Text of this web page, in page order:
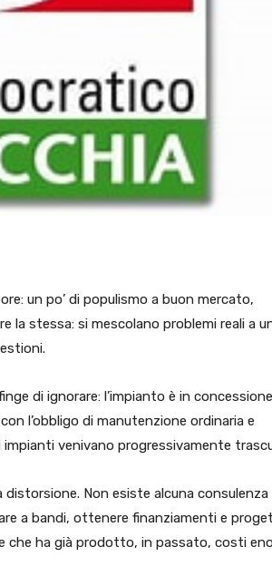
un po’ di populismo a buon mercato,
la stessa: si mescolano problemi reali a
di ignorare: l’impianto è in
l’obbligo di manutenzione ordinaria e
venivano progressivamente
distorsione. Non esiste alcuna consulenza
a bandi, ottenere finanziamenti e
che ha già prodotto, in passato, costi